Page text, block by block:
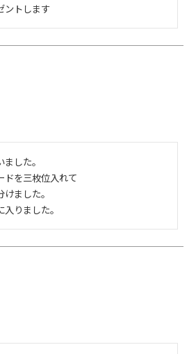
ントします
した。
ドを三枚位入れて
ました。
りました。